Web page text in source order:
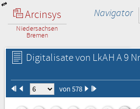
Arcinsys
Niedersachsen
Bremen
Navigator
Digitalisate von LkAH A 9
von 578